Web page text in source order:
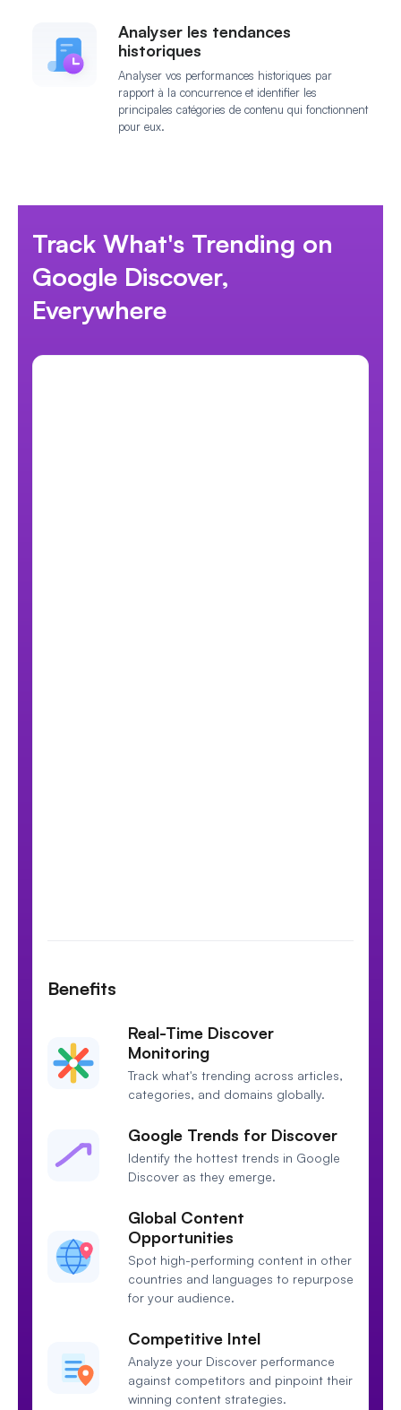
Analyser les tendances
historiques
Analyser vos performances historiques par
rapport à la concurrence et identifier les
principales catégories de contenu qui fonctionnent
pour eux.
Track What's Trending on
Google Discover,
Everywhere
Benefits
Real-Time Discover
Monitoring
Track what's trending across articles,
categories, and domains globally.
Google Trends for Discover
Identify the hottest trends in Google
Discover as they emerge.
Global Content
Opportunities
Spot high-performing content in other
countries and languages to repurpose
for your audience.
Competitive Intel
Analyze your Discover performance
against competitors and pinpoint their
winning content strategies.